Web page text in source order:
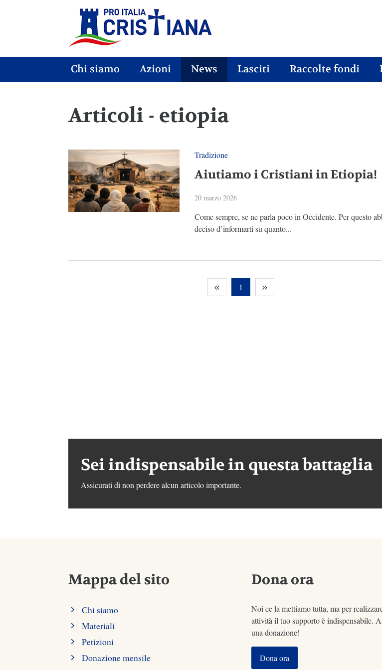
Chi siamo Azioni News Lasciti Raccolte fondi
Articoli - etiopia
Tradizione
Aiutiamo i Cristiani in Etiopia!
20 marzo 2026
Come sempre, se ne parla poco in Occidente. Per questo
deciso d’informarti su quanto...
1
Sei indispensabile in questa battaglia
Assicurati di non perdere alcun articolo importante.
Mappa del sito
Chi siamo
Materiali
Petizioni
Donazione mensile
Dona ora
Noi ce la mettiamo tutta, ma per
attività il tuo supporto è indispensabile.
una donazione!
Dona ora